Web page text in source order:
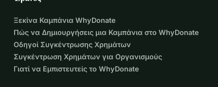
Ξεκίνα Καμπάνια WhyDonate
Πώς να Δημιουργήσεις μια Καμπάνια στο WhyDonate
Οδηγοί Συγκέντρωσης Χρημάτων
Συγκέντρωση Χρημάτων για Οργανισμούς
Γιατί να Εμπιστευτείς το WhyDonate